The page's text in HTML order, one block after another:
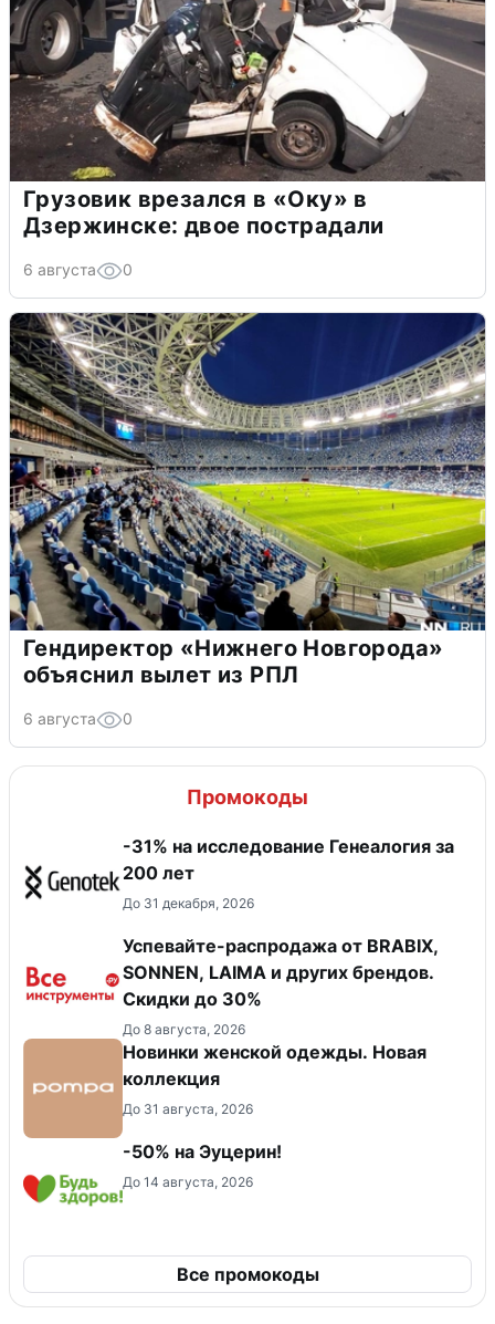
Грузовик врезался в «Оку» в
Дзержинске: двое пострадали
6 августа 0
Гендиректор «Нижнего Новгорода»
объяснил вылет из РПЛ
6 августа 0
Промокоды
-31% на исследование Генеалогия за
200 лет
До 31 декабря, 2026
Успевайте-распродажа от BRABIX,
SONNEN, LAIMA и других брендов.
Скидки до 30%
До 8 августа, 2026
Новинки женской одежды. Новая
коллекция
До 31 августа, 2026
-50% на Эуцерин!
До 14 августа, 2026
Все промокоды